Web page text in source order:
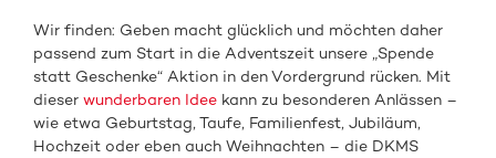
Wir finden: Geben macht glücklich und möchten daher
passend zum Start in die Adventszeit unsere „Spende
statt Geschenke“ Aktion in den Vordergrund rücken. Mit
dieser wunderbaren Idee kann zu besonderen Anlässen –
wie etwa Geburtstag, Taufe, Familienfest, Jubiläum,
Hochzeit oder eben auch Weihnachten – die DKMS